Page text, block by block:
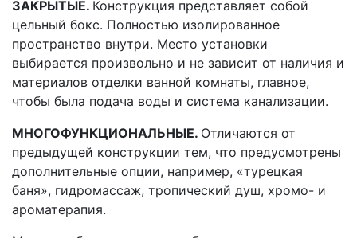
ЗАКРЫТЫЕ. Конструкция представляет собой
цельный бокс. Полностью изолированное
пространство внутри. Место установки
выбирается произвольно и не зависит от наличия и
материалов отделки ванной комнаты, главное,
чтобы была подача воды и система канализации.
МНОГОФУНКЦИОНАЛЬНЫЕ. Отличаются от
предыдущей конструкции тем, что предусмотрены
дополнительные опции, например, «турецкая
баня», гидромассаж, тропический душ, хромо- и
ароматерапия.